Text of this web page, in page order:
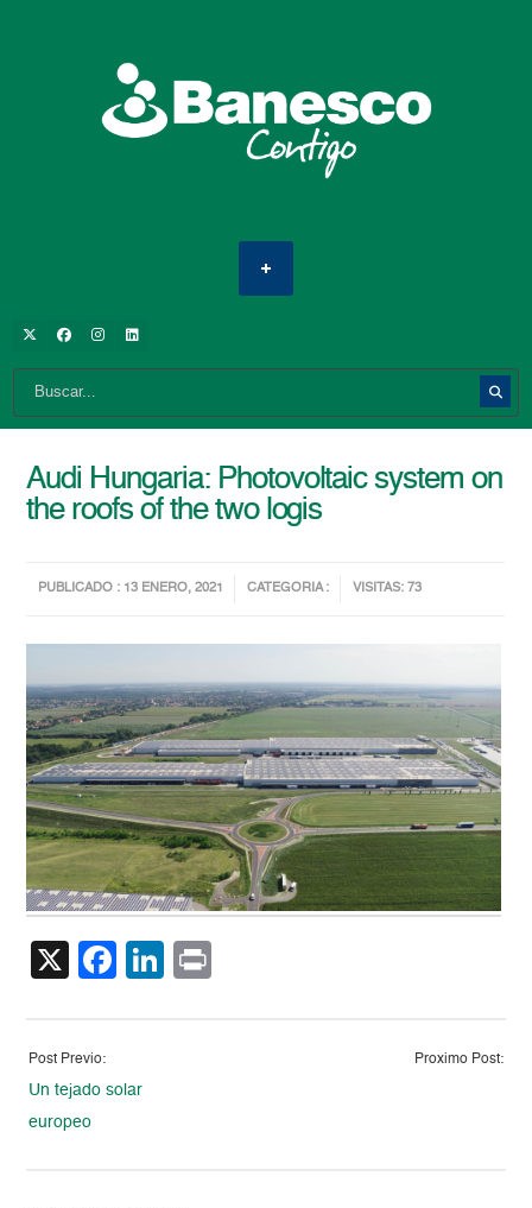
Audi Hungaria: Photovoltaic system on
the roofs of the two logis
PUBLICADO : 13 ENERO, 2021 CATEGORIA : VISITAS: 73
X Facebook
LinkedIn
Post Previo:
Un tejado solar
europeo
Proximo Post: